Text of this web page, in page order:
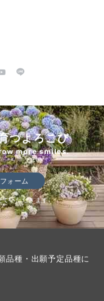
つよろこび
more smiles.
ォーム
ていただきます。
品種・出願予定品種に